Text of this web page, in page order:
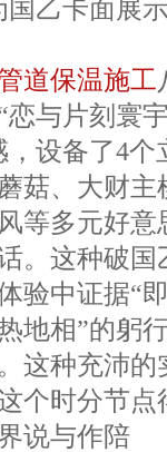
乙卡面展
道保温施工
与片刻寰
设备了4
菇、大财
等多元好
。这种破
验中证据“
地相”的躬
这种充沛
个时分节
说与作陪